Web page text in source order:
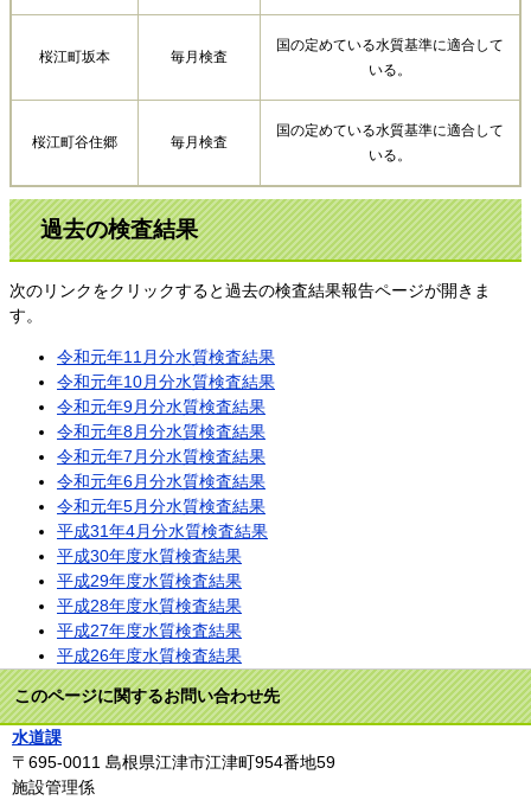
桜江町坂本 毎月検査
国の定めている水質基準に適合して
いる。
桜江町谷住郷 毎月検査
国の定めている水質基準に適合して
いる。
過去の検査結果
次のリンクをクリックすると過去の検査結果報告ページが開きま
す。
令和元年11月分水質検査結果
令和元年10月分水質検査結果
令和元年9月分水質検査結果
令和元年8月分水質検査結果
令和元年7月分水質検査結果
令和元年6月分水質検査結果
令和元年5月分水質検査結果
平成31年4月分水質検査結果
平成30年度水質検査結果
平成29年度水質検査結果
平成28年度水質検査結果
平成27年度水質検査結果
平成26年度水質検査結果
このページに関するお問い合わせ先
水道課
〒695-0011 島根県江津市江津町954番地59
施設管理係